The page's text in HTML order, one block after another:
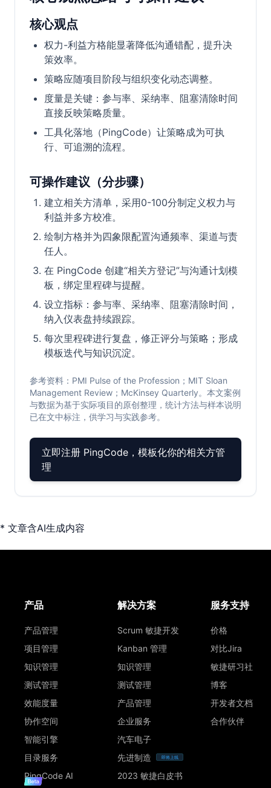
核心观点
权力-利益方格能显著降低沟通错配，提升决
策效率。
策略应随项目阶段与组织变化动态调整。
度量是关键：参与率、采纳率、阻塞清除时间
直接反映策略质量。
工具化落地（PingCode）让策略成为可执
行、可追溯的流程。
可操作建议（分步骤）
建立相关方清单，采用0-100分制定义权力与
利益并多方校准。
绘制方格并为四象限配置沟通频率、渠道与责
任人。
在 PingCode 创建“相关方登记”与沟通计划模
板，绑定里程碑与提醒。
设立指标：参与率、采纳率、阻塞清除时间，
纳入仪表盘持续跟踪。
每次里程碑进行复盘，修正评分与策略；形成
模板迭代与知识沉淀。
参考资料：PMI Pulse of the Profession；MIT Sloan
Management Review；McKinsey Quarterly。本文案例
与数据为基于实际项目的原创整理，统计方法与样本说明
已在文中标注，供学习与实践参考。
立即注册 PingCode，模板化你的相关方管
理
* 文章含AI生成内容
产品
产品管理
项目管理
知识管理
测试管理
效能度量
协作空间
智能引擎
目录服务
PingCode AI
解决方案
Scrum 敏捷开发
Kanban 管理
知识管理
测试管理
产品管理
企业服务
汽车电子
先进制造
即将上线
2023 敏捷白皮书
服务支持
价格
对比Jira
敏捷研习社
博客
开发者文档
合作伙伴